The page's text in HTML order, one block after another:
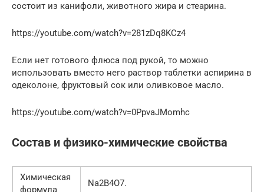
состоит из канифоли, животного жира и стеарина.
https://youtube.com/watch?v=281zDq8KCz4
Если нет готового флюса под рукой, то можно
использовать вместо него раствор таблетки аспирина в
одеколоне, фруктовый сок или оливковое масло.
https://youtube.com/watch?v=0PpvaJMomhc
Состав и физико-химические свойства
Химическая
формула
Na2B4O7.